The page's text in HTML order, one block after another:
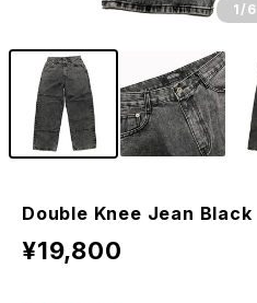
1 /6
Double Knee Jean Black
¥19,800